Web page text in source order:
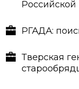
РГАДА:
Тверская